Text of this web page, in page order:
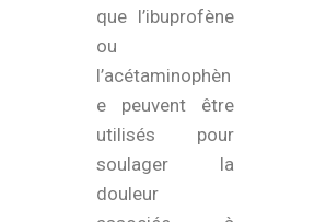
que l’ibuprofène
ou
l’acétaminophèn
e peuvent être
utilisés pour
soulager la
douleur